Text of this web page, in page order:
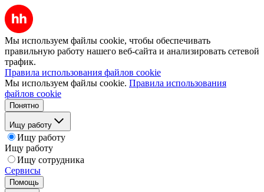
Мы используем файлы cookie, чтобы обеспечивать
правильную работу нашего веб-сайта и анализировать сетевой
трафик.
Правила использования файлов cookie
Мы используем файлы cookie. Правила использования
файлов cookie
Понятно
Ищу работу
Ищу работу
Ищу работу
Ищу сотрудника
Сервисы
Помощь